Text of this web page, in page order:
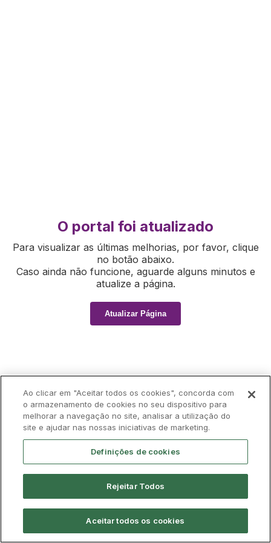
O portal foi atualizado
Para visualizar as últimas melhorias, por favor, clique
no botão abaixo.
Caso ainda não funcione, aguarde alguns minutos e
atualize a página.
Atualizar Página
Ao clicar em "Aceitar todos os cookies", concorda com
o armazenamento de cookies no seu dispositivo para
melhorar a navegação no site, analisar a utilização do
site e ajudar nas nossas iniciativas de marketing.
Definições de cookies
Rejeitar Todos
Aceitar todos os cookies